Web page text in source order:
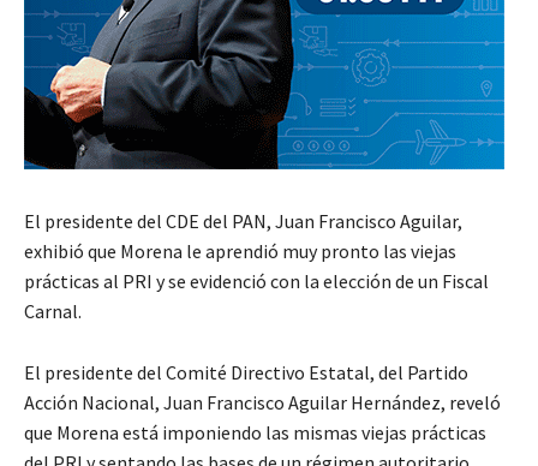
El presidente del CDE del PAN, Juan Francisco Aguilar,
exhibió que Morena le aprendió muy pronto las viejas
prácticas al PRI y se evidenció con la elección de un Fiscal
Carnal.
El presidente del Comité Directivo Estatal, del Partido
Acción Nacional, Juan Francisco Aguilar Hernández, reveló
que Morena está imponiendo las mismas viejas prácticas